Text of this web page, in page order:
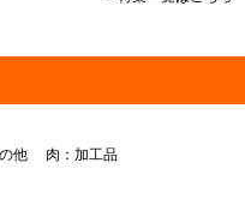
他 肉：加工品